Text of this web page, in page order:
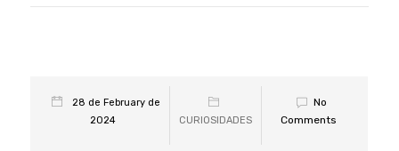
28 de February de
2024
CURIOSIDADES
No
Comments